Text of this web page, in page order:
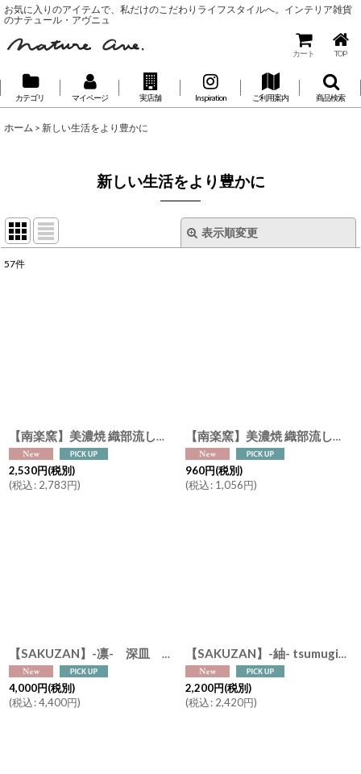
お気に入りのアイテムで、私だけのこだわりライフスタイルへ。インテリア雑貨
のナテュール・アヴニュ
カート TOP
カテゴリ マイページ 実店舗 Inspiration ご利用案内 商品検索
ホーム > 新しい生活をより豊かに
新しい生活をより豊かに
表示順変更
57件
【南楽窯】美濃焼 織部流し 片口抹茶碗 日本製 φ13cm 抹茶オレ
2,530円(税別)
(税込: 2,783円)
【南楽窯】美濃焼 織部流し 湯呑み 小鉢 日本製 φ8.5cm
960円(税別)
(税込: 1,056円)
【SAKUZAN】-凛- 深皿 φ21cm deep plate パスタプレート ネイビーグラデーション 紺 作山窯 日本製
4,000円(税別)
(税込:4,400円)
【SAKUZAN】-紬- tsumugi 片口碗 碗 中鉢 抹茶ラテボウル 作山窯 日本製 美濃焼 φ13cm
2,200円(税別)
(税込: 2,420円)